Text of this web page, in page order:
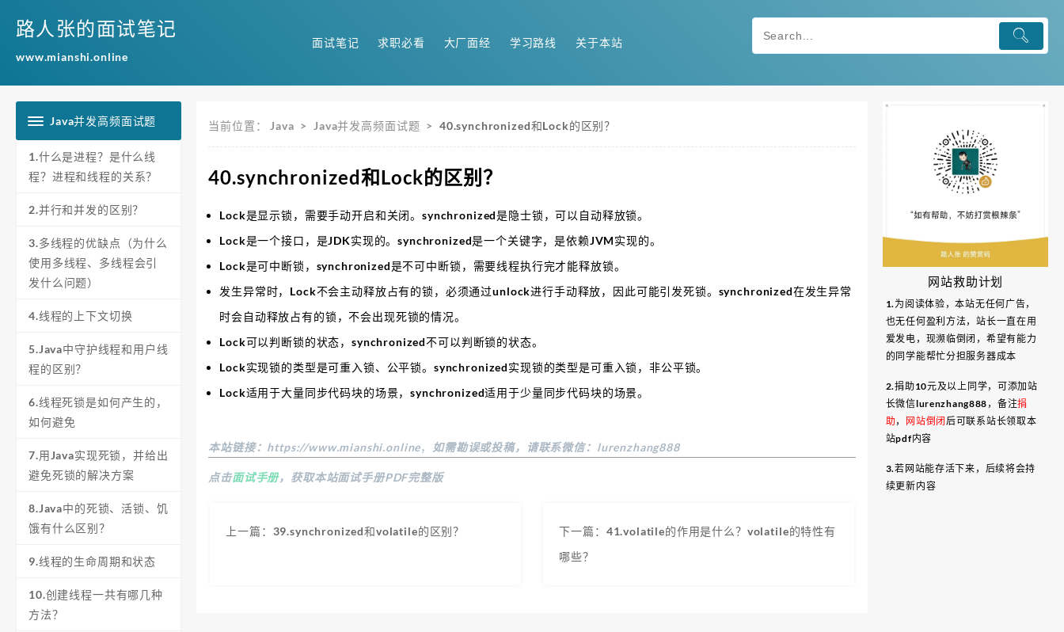
路人张的面试笔记
www.mianshi.online
面试笔记 求职必看 大厂面经 学习路线 关于本站
网站救助计划
1.为阅读体验，本站无任何广告，
也无任何盈利方法，站长一直在用
爱发电，现濒临倒闭，希望有能力
的同学能帮忙分担服务器成本
2.捐助10元及以上同学，可添加站
长微信lurenzhang888，备注捐
助， 网站倒闭 后可联系站长领取本
站pdf内容
3.若网站能存活下来，后续将会持
续更新内容
当前位置： Java > Java并发高频面试题 > 40.synchronized和Lock的区别？
40.synchronized和Lock的区别？
Lock是显示锁，需要手动开启和关闭。synchronized是隐士锁，可以自动释放锁。
Lock是一个接口，是JDK实现的。synchronized是一个关键字，是依赖JVM实现的。
Lock是可中断锁，synchronized是不可中断锁，需要线程执行完才能释放锁。
发生异常时，Lock不会主动释放占有的锁，必须通过unlock进行手动释放，因此可能引发死锁。synchronized在发生异常
时会自动释放占有的锁，不会出现死锁的情况。
Lock可以判断锁的状态，synchronized不可以判断锁的状态。
Lock实现锁的类型是可重入锁、公平锁。synchronized实现锁的类型是可重入锁，非公平锁。
Lock适用于大量同步代码块的场景，synchronized适用于少量同步代码块的场景。
本站链接： https://www.mianshi.online， 如需勘误或投稿，请联系微信：lurenzhang888
点击面试手册，获取本站面试手册PDF完整版
上一篇：39.synchronized和volatile的区别？
下一篇：41.volatile的作用是什么？volatile的特性有
哪些？
Java并发高频面试题
1.什么是进程？是什么线
程？进程和线程的关系？
2.并行和并发的区别？
3.多线程的优缺点（为什么
使用多线程、多线程会引
发什么问题）
4.线程的上下文切换
5.Java中守护线程和用户线
程的区别？
6.线程死锁是如何产生的，
如何避免
7.用Java实现死锁，并给出
避免死锁的解决方案
8.Java中的死锁、活锁、饥
饿有什么区别？
9.线程的生命周期和状态
10.创建线程一共有哪几种
方法？